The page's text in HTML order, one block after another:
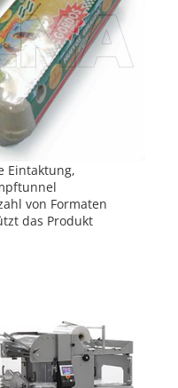
Eintaktung,
von Formaten
das Produkt